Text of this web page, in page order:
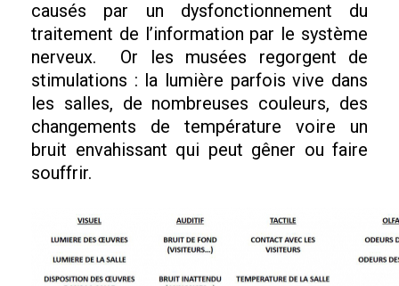
causés par un dysfonctionnement du
traitement de l’information par le système
nerveux. Or les musées regorgent de
stimulations : la lumière parfois vive dans
les salles, de nombreuses couleurs, des
changements de température voire un
bruit envahissant qui peut gêner ou faire
souffrir.